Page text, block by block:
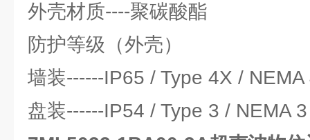
外壳材质----聚碳酸酯
防护等级（外壳）
墙装------IP65 / Type 4X / NEMA
盘装------IP54 / Type 3 / NEMA 3